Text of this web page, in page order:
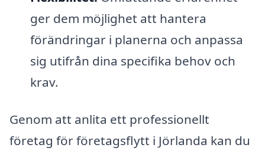
ger dem möjlighet att hantera
förändringar i planerna och anpassa
sig utifrån dina specifika behov och
krav.
Genom att anlita ett professionellt
företag för företagsflytt i Jörlanda kan du